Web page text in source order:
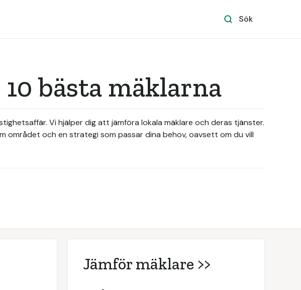
Sök
bästa mäklarna
Vi hjälper dig att jämföra lokala mäklare och deras tjänster.
området och en strategi som passar dina behov, oavsett om du vill
Jämför mäklare >>